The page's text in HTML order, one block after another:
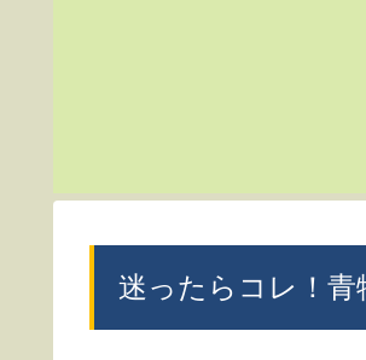
迷ったらコレ！